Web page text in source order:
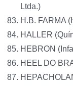
Ltda.)
H.B. FARMA
HALLER
HEBRON
HEEL DO